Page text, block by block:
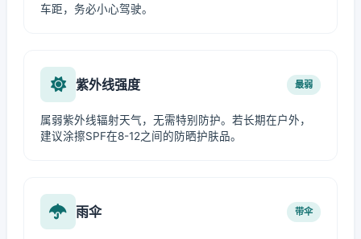
车距，务必小心驾驶。
紫外线强度 最弱
属弱紫外线辐射天气，无需特别防护。若长期在户外，
建议涂擦SPF在8-12之间的防晒护肤品。
雨伞 带伞